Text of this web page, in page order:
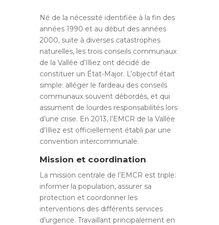
Né de la nécessité identifiée à la fin des
années 1990 et au début des années
2000, suite à diverses catastrophes
naturelles, les trois conseils communaux
de la Vallée d’Illiez ont décidé de
constituer un État-Major. L’objectif était
simple: alléger le fardeau des conseils
communaux souvent débordés, et qui
assument de lourdes responsabilités lors
d’une crise. En 2013, l’EMCR de la Vallée
d’Illiez est officiellement établi par une
convention intercommunale.
Mission et coordination
La mission centrale de l’EMCR est triple:
informer la population, assurer sa
protection et coordonner les
interventions des différents services
d’urgence. Travaillant principalement en